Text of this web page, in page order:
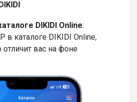
DIKIDI Online:
в каталоге DIKIDI Online,
вас на фоне